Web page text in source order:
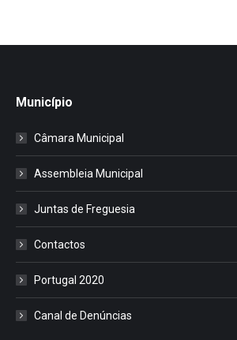
Município
Câmara Municipal
Assembleia Municipal
Juntas de Freguesia
Contactos
Portugal 2020
Canal de Denúncias